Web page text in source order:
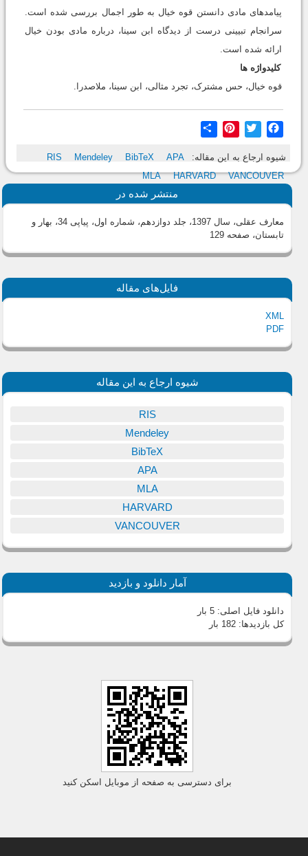
پیامدهای مادی دانستن قوه خیال به طور اجمال بررسی شده است.
سرانجام تبیینی درست از دیدگاه ابن سینا، درباره مادی بودن خیال
ارائه شده است.
کلیدواژه ها
قوه خیال، حس مشترک، تجرد مثالی، ابن سینا، ملاصدرا.
Facebook
Twitter
Pinterest
شیوه ارجاع به این مقاله: RIS Mendeley BibTeX
APA
MLA
HARVARD VANCOUVER
منتشر شده در
معارف عقلی، سال 1397، جلد دوازدهم، شماره اول، پیاپی 34، بهار و
تابستان، صفحه 129
فایل‌های مقاله
XML
PDF
شیوه ارجاع به این مقاله
RIS
Mendeley
BibTeX
APA
MLA
HARVARD
VANCOUVER
آمار دانلود و بازدید
دانلود فایل اصلی:5 بار
کل بازدیدها:182 بار
برای دسترسی به صفحه از موبایل اسکن کنید